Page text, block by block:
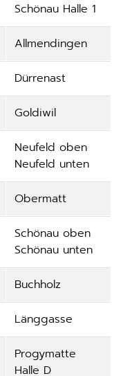
Schönau Halle 1
Allmendingen
Dürrenast
Goldiwil
Neufeld oben
Neufeld unten
Obermatt
Schönau oben
Schönau unten
Buchholz
Länggasse
Progymatte
Halle D